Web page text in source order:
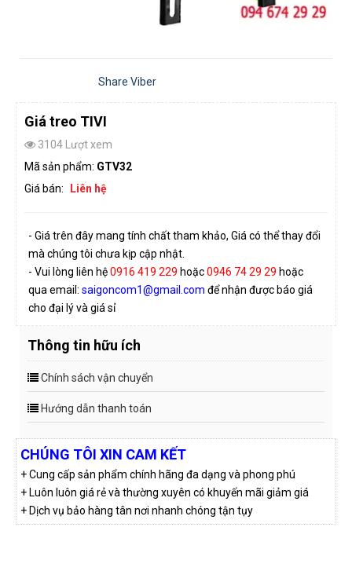
Share Viber
Giá treo TIVI
3104 Lượt xem
Mã sản phẩm: GTV32
Giá bán:
Liên hệ
- Giá trên đây mang tính chất tham khảo, Giá có thể thay đổi
mà chúng tôi chưa kịp cập nhật.
- Vui lòng liên hệ0916 419 229 hoặc0946 74 29 29 hoặc
qua email: saigoncom1@gmail.com để nhận được báo giá
cho đại lý và giá sỉ
Thông tin hữu ích
Chính sách vận chuyển
Hướng dẫn thanh toán
CHÚNG TÔI XIN CAM KẾT
+ Cung cấp sản phẩm chính hãng đa dạng và phong phú
+ Luôn luôn giá rẻ và thường xuyên có khuyến mãi giảm giá
+ Dịch vụ bảo hàng tân nơi nhanh chóng tận tụy